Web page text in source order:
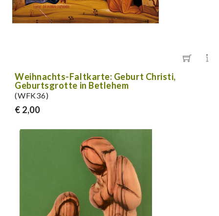
Weihnachts-Faltkarte: Geburt Christi,
Geburtsgrotte in Betlehem
(WFK36)
€ 2,00